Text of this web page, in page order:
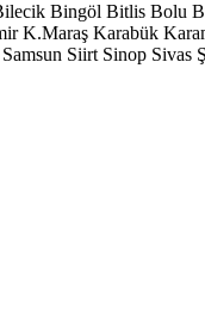
Bingöl Bitlis Bolu
K.Maraş Karabük
Samsun Siirt Sinop Sivas